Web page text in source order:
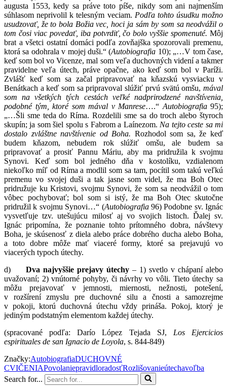
augusta 1553, kedy sa práve toto píše, nikdy som ani najmenším
súhlasom neprivolil k telesným veciam. Podľa tohto úsudku možno
usudzovať, že to bola Božia vec, hoci ja sám by som sa neodvážil o
tom čosi viac povedať, iba potvrdiť, čo bolo vyššie spomenuté. Môj
brat a všetci ostatní domáci podľa zovňajška spozorovali premenu,
ktorá sa odohrala v mojej duši.“ (Autobiografia 10); „…V tom čase,
keď som bol vo Vicenze, mal som veľa duchovných videní a takmer
pravidelne veľa útech, práve opačne, ako keď som bol v Paríži.
Zvlášť keď som sa začal pripravovať na kňazskú vysviacku v
Benátkach a keď som sa pripravoval slúžiť prvú svätú omšu, mával
som na všetkých tých cestách veľké nadprirodzené navštívenia,
podobné tým, ktoré som mával v Manrese….“ Autobiografia95);
„…Šli sme teda do Ríma. Rozdelili sme sa do troch alebo štyroch
skupín; ja som šiel spolu s Fabrom a Laínezom. Na tejto ceste sa mi
dostalo zvláštne navštívenie od Boha. Rozhodol som sa, že keď
budem kňazom, nebudem rok slúžiť omšu, ale budem sa
pripravovať a prosiť Pannu Máriu, aby ma pridružila k svojmu
Synovi. Keď som bol jedného dňa v kostolíku, vzdialenom
niekoľko míľ od Ríma a modlil som sa tam, pocítil som takú veľkú
premenu vo svojej duši a tak jasne som videl, že ma Boh Otec
pridružuje ku Kristovi, svojmu Synovi, že som sa neodvážil o tom
vôbec pochybovať; bol som si istý, že ma Boh Otec skutočne
pridružil k svojmu Synovi…“ (Autobiografia96) Podobne sv. Ignác
vysvetľuje tzv. utešujúcu milosť aj vo svojich listoch. Ďalej sv.
Ignác pripomína, že poznanie tohto prítomného dobra, návštevy
Boha, je skúsenosť z diela alebo práce dobrého ducha alebo Boha,
a toto dobre môže mať viaceré formy, ktoré sa prejavujú vo
viacerých typoch útechy.
d) Dva najvyššie prejavy útechy – 1) svetlo v chápaní alebo
uvažovaní; 2) vnútorné pohyby, či návrhy vo vôli. Tieto útechy sa
môžu prejavovať v jemnosti, miernosti, nežnosti, potešení,
v rozšírení zmyslu pre duchovné silu a čnosti a samozrejme
v pokoji, ktorú duchovná útechu vždy prináša. Pokoj, ktorý je
jediným podstatným elementom každej útechy.
(spracované podľa: Darío López Tejada SJ, Los Ejercicios
espirituales de san Ignacio de Loyola, s. 844-849)
Značky:AutobiografiaDUCHOVNÉ
CVIČENIAPovolaniepravidloradosťRozlišovanieútechavoľba
Search for...